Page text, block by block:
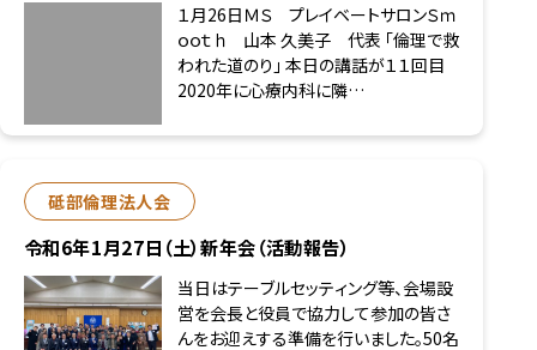
１月26日ＭＳ プレイベートサロンＳｍ
ｏｏｔｈ 山本 久美子 代表 「倫理で救
われた道のり」 本日の講話が１１回目
2020年に心療内科に隣…
砥部倫理法人会
令和6年1月27日（土）新年会（活動報告）
当日はテーブルセッティング等、会場設
営を会長と役員で協力して参加の皆さ
んをお迎えする準備を行いました。50名